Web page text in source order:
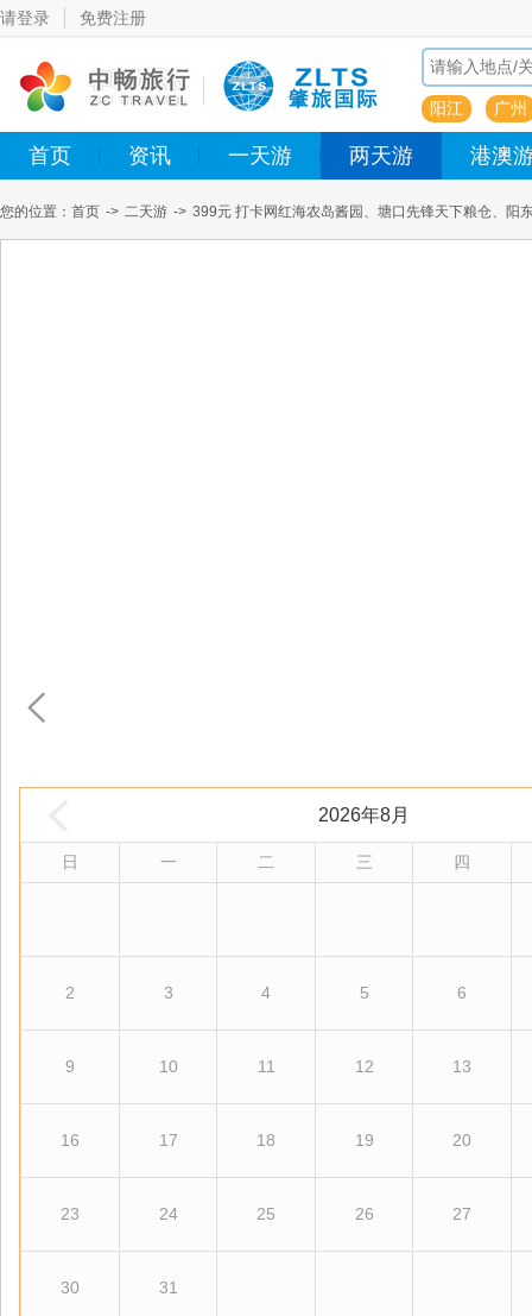
请登录 免费注册
阳江 广州
首页 资讯 一天游 两天游 港澳
您的位置： 首页 -> 二天游 -> 399元 打卡网红海农岛酱园、塘口先锋天下粮仓、阳
2026年8月
日 一 二 三 四
2 3 4 5 6
9 10 11 12 13
16 17 18 19 20
23 24 25 26 27
30 31